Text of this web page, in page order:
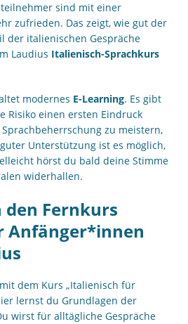
sind mit einer
zufrieden. Das zeigt, wie gut der
der italienischen Gespräche
Laudius Italienisch-Sprachkurs
modernes E-Learning. Es gibt
Risiko einen ersten Eindruck
zu meistern,
Unterstützung ist es möglich,
hörst du bald deine Stimme
widerhallen.
Fernkurs
Anfänger*innen
dem Kurs „Italienisch für
lernst du Grundlagen der
wirst für alltägliche Gespräche